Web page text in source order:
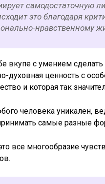
самодостаточную
это благодаря
нравственному
вкупе с умением
духовная ценность с
и которая так
человека уникален,
самые разные
все многообразие